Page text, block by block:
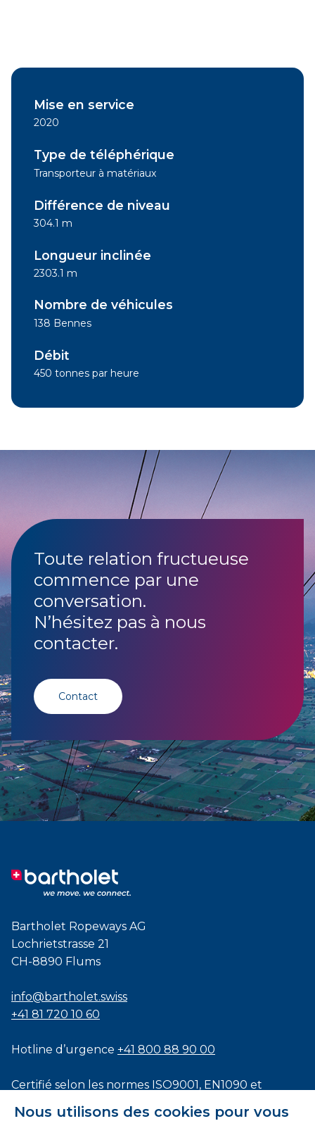
Nous utilisons des cookies pour vous
Mise en service
2020
Type de téléphérique
Transporteur à matériaux
Différence de niveau
304.1 m
Longueur inclinée
2303.1 m
Nombre de véhicules
138 Bennes
Débit
450 tonnes par heure
Toute relation fructueuse
commence par une
conversation.
N’hésitez pas à nous
contacter.
Contact
Bartholet Ropeways AG
Lochrietstrasse 21
CH-8890 Flums
info@bartholet.swiss
+41 81 720 10 60
Hotline d’urgence +41 800 88 90 00
Certifié selon les normes ISO9001, EN1090 et